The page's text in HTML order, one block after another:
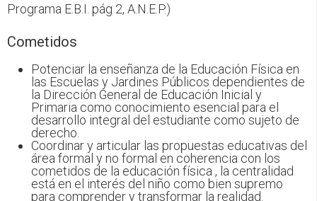
Programa E.B.I. pág 2, A.N.E.P.)
Cometidos
Potenciar la enseñanza de la Educación Física en
las Escuelas y Jardines Públicos dependientes de
la Dirección General de Educación Inicial y
Primaria como conocimiento esencial para el
desarrollo integral del estudiante como sujeto de
derecho.
Coordinar y articular las propuestas educativas del
área formal y no formal en coherencia con los
cometidos de la educación física , la centralidad
está en el interés del niño como bien supremo
para comprender y transformar la realidad.